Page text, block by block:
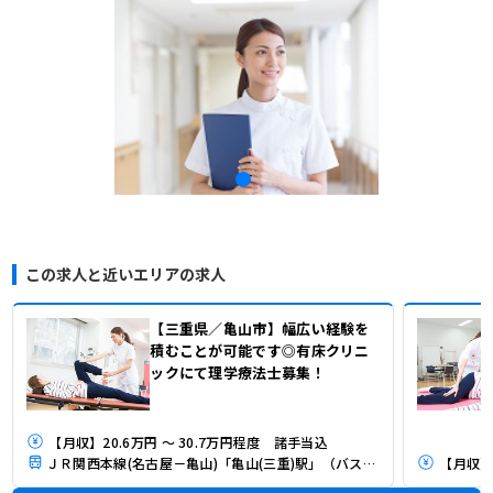
この求人と近いエリアの求人
【三重県／亀山市】幅広い経験を
積むことが可能です◎有床クリニ
ックにて理学療法士募集！
【月収】20.6万円 ～ 30.7万円程度 諸手当込
ＪＲ関西本線(名古屋－亀山)「亀山(三重)駅」（バス・車9分）
【月収